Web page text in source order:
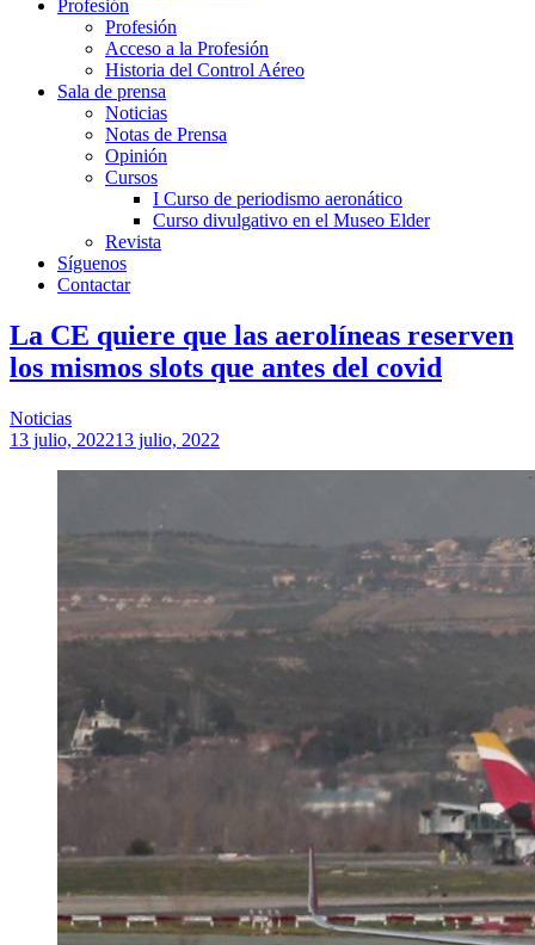
Profesión
Profesión
Acceso a la Profesión
Historia del Control Aéreo
Sala de prensa
Noticias
Notas de Prensa
Opinión
Cursos
I Curso de periodismo aeronático
Curso divulgativo en el Museo Elder
Revista
Síguenos
Contactar
La CE quiere que las aerolíneas reserven
los mismos slots que antes del covid
Noticias
13 julio, 202213 julio, 2022